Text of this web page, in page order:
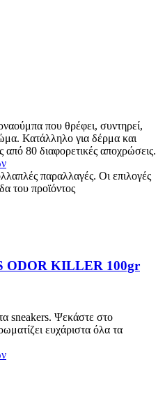
που θρέφει, συντηρεί,
Κατάλληλο για δέρμα και
80 διαφορετικές αποχρώσεις.
παραλλαγές. Οι επιλογές
του προϊόντος
ODOR KILLER 100gr
sneakers. Ψεκάστε στο
ευχάριστα όλα τα